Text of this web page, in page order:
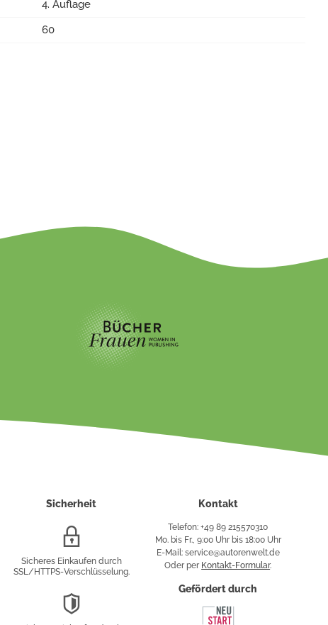
4. Auflage
60
Sicherheit
Verschlüsselung
Sicheres Einkaufen durch
SSL/HTTPS-Verschlüsselung.
Kontakt
Telefon: +49 89 215570310
Mo. bis Fr., 9:00 Uhr bis 18:00 Uhr
E-Mail: service@autorenwelt.de
Oder per Kontakt-Formular.
Gefördert durch